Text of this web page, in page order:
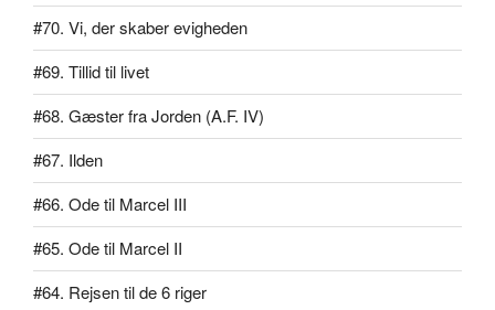
#70. Vi, der skaber evigheden
#69. Tillid til livet
#68. Gæster fra Jorden (A.F. IV)
#67. Ilden
#66. Ode til Marcel III
#65. Ode til Marcel II
#64. Rejsen til de 6 riger